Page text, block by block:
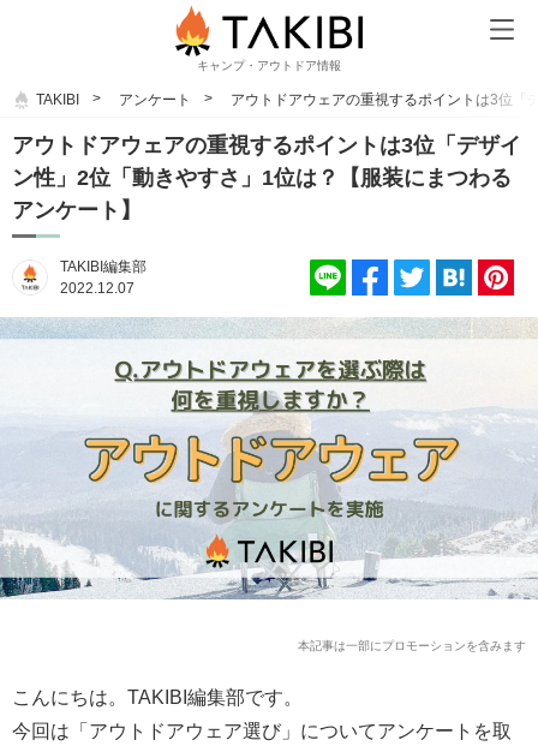
キャンプ・アウトドア情報
TAKIBI アンケート アウトドアウェアの重視するポイントは3位「
アウトドアウェアの重視するポイントは3位「デザイ
ン性」2位「動きやすさ」1位は？【服装にまつわる
アンケート】
TAKIBI編集部
2022.12.07
本記事は一部にプロモーションを含みます
こんにちは。TAKIBI編集部です。
今回は「アウトドアウェア選び」についてアンケートを取